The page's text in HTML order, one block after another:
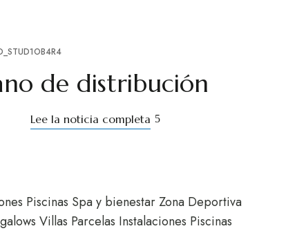
de distribución
Lee la noticia completa
Piscinas Spa y bienestar Zona Deportiva
Villas Parcelas Instalaciones Piscinas